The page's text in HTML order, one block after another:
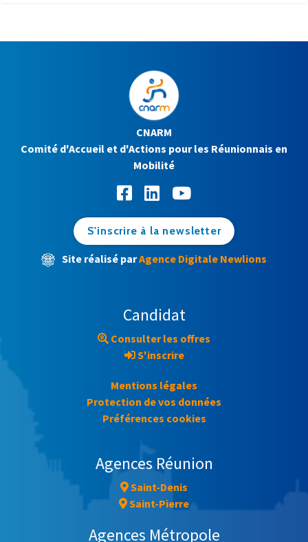
Agences Réunion
Saint-Denis
Saint-Pierre
Agences Métropole
CNARM
Comité d'Accueil et d'Actions pour les Réunionnais en
Mobilité
S'inscrire à la newsletter
Site réalisé parAgence Digitale Newlions
Candidat
Consulter les offres
S'inscrire
Mentions légales
Protection de vos données
Préférences cookies